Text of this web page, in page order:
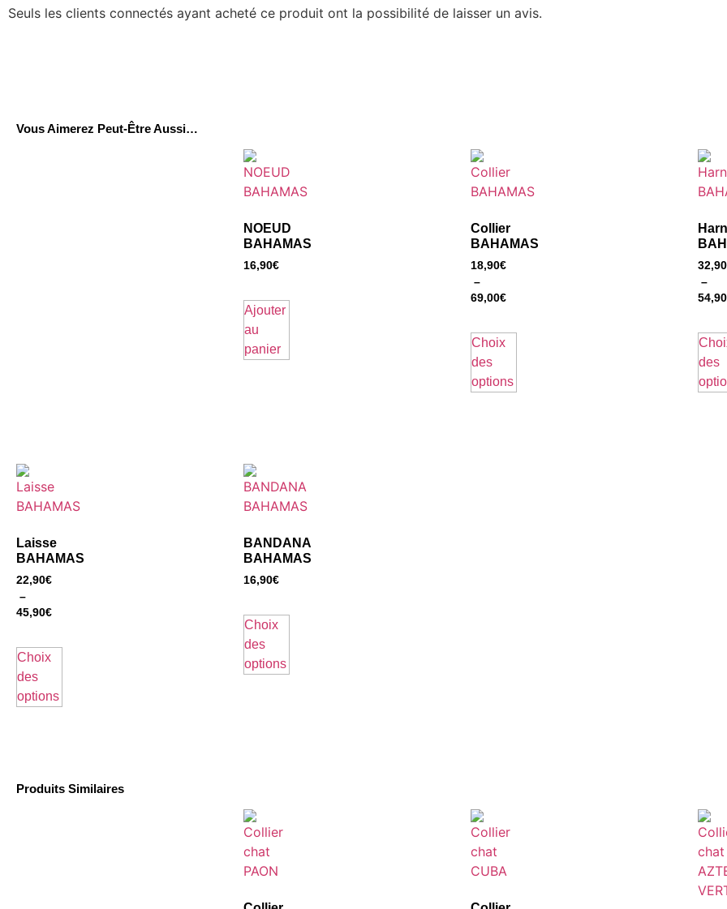
Seuls les clients connectés ayant acheté ce produit ont la possibilité de laisser un avis.
Vous Aimerez Peut-Être Aussi…
NOEUD
BAHAMAS
16,90€
Ajouter
au
panier
Collier
BAHAMAS
18,90€
–
69,00€
Choix
des
options
32,90
–
54,90
des
Laisse
BAHAMAS
22,90€
–
45,90€
Choix
des
options
BANDANA
BAHAMAS
16,90€
Choix
des
options
Produits Similaires